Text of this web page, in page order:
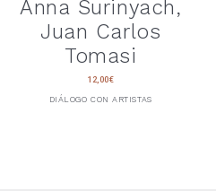
Anna Surinyach,
Juan Carlos
Tomasi
12,00€
DIÁLOGO CON ARTISTAS